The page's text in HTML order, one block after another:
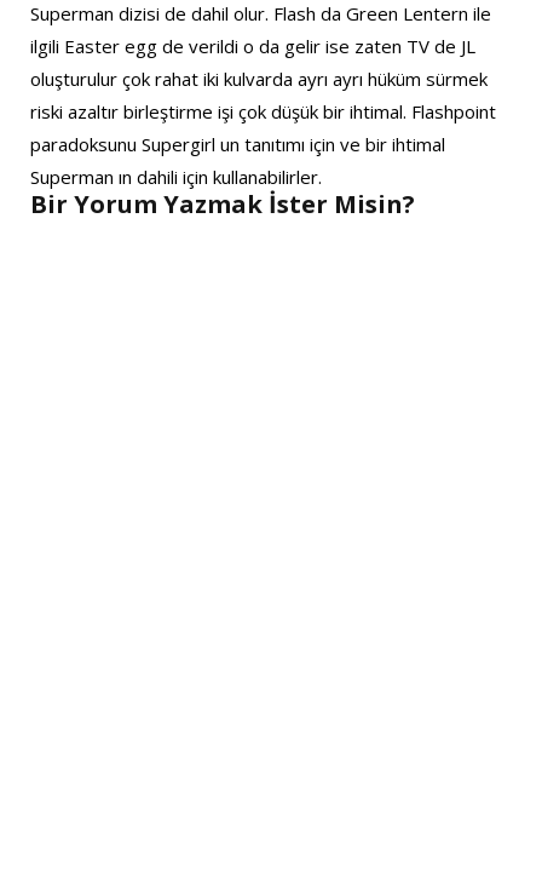
Superman dizisi de dahil olur. Flash da Green Lentern ile
ilgili Easter egg de verildi o da gelir ise zaten TV de JL
oluşturulur çok rahat iki kulvarda ayrı ayrı hüküm sürmek
riski azaltır birleştirme işi çok düşük bir ihtimal. Flashpoint
paradoksunu Supergirl un tanıtımı için ve bir ihtimal
Superman ın dahili için kullanabilirler.
Bir Yorum Yazmak İster Misin?